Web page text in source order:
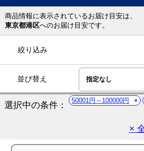
商品情報に表示されているお届け目安は、
東京都港区へのお届け目安です。
絞り込み
並び替え
選択中の条件： 50001円～100000円
×